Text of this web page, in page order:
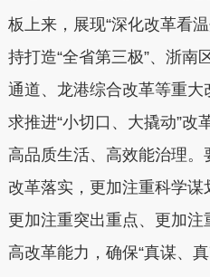
板上来，展现“深化改革看
持打造“全省第三极”、浙南
通道、龙港综合改革等重
求推进“小切口、大撬动”改
高品质生活、高效能治理
改革落实，更加注重科学谋
更加注重突出重点、更加
高改革能力，确保“真谋、真